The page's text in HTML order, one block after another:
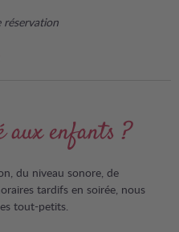
réservation
aux enfants ?
du niveau sonore, de
tardifs en soirée, nous
tout-petits.